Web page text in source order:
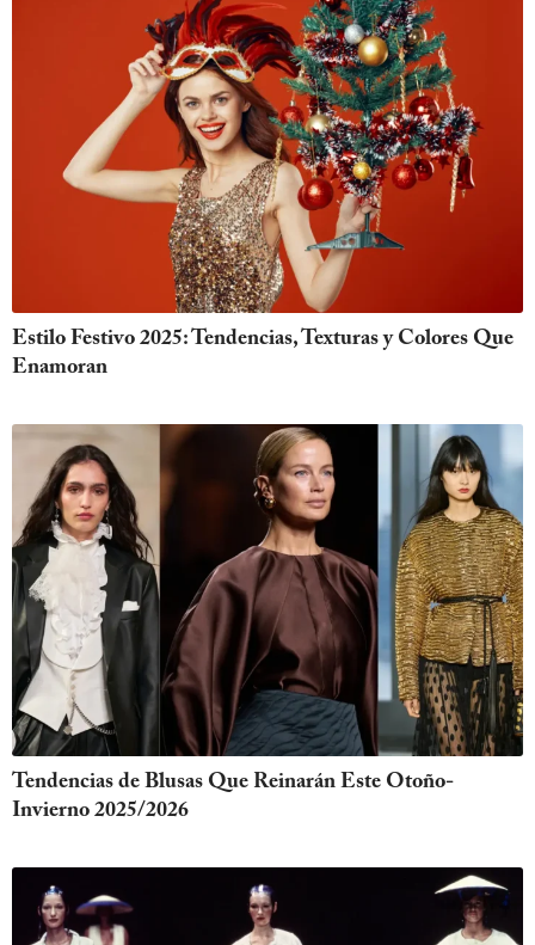
Estilo Festivo 2025: Tendencias, Texturas y Colores Que
Enamoran
Tendencias de Blusas Que Reinarán Este Otoño-
Invierno 2025/2026